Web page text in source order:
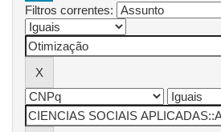
Filtros correntes: